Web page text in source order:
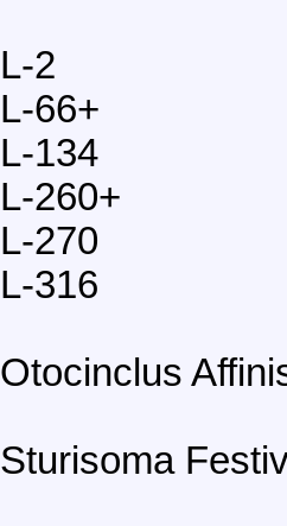
L-2
L-66+
L-134
L-260+
L-270
L-316
Otocinclus
Sturisoma